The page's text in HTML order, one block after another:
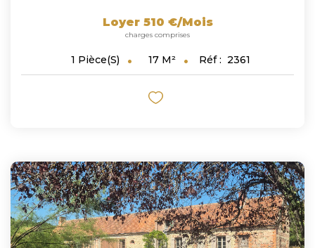
Loyer 510 €/mois
charges comprises
1 Pièce(s) 17 M² Réf : 2361